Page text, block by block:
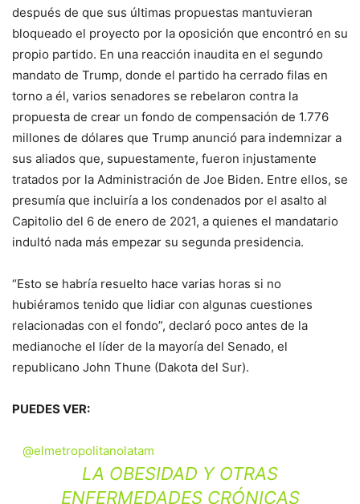
después de que sus últimas propuestas mantuvieran
bloqueado el proyecto por la oposición que encontró en su
propio partido. En una reacción inaudita en el segundo
mandato de Trump, donde el partido ha cerrado filas en
torno a él, varios senadores se rebelaron contra la
propuesta de crear un fondo de compensación de 1.776
millones de dólares que Trump anunció para indemnizar a
sus aliados que, supuestamente, fueron injustamente
tratados por la Administración de Joe Biden. Entre ellos, se
presumía que incluiría a los condenados por el asalto al
Capitolio del 6 de enero de 2021, a quienes el mandatario
indultó nada más empezar su segunda presidencia.
“Esto se habría resuelto hace varias horas si no
hubiéramos tenido que lidiar con algunas cuestiones
relacionadas con el fondo”, declaró poco antes de la
medianoche el líder de la mayoría del Senado, el
republicano John Thune (Dakota del Sur).
PUEDES VER:
@elmetropolitanolatam
LA OBESIDAD Y OTRAS
ENFERMEDADES CRÓNICAS